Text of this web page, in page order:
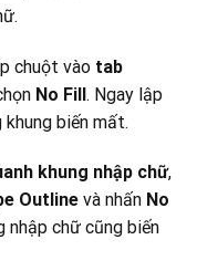
chuột vào tab
No Fill. Ngay lập
biến mất.
khung nhập chữ,
Outline và nhấn No
nhập chữ cũng biến